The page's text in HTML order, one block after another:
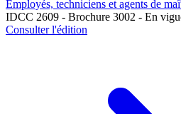
Employés, techniciens et agents de
IDCC 2609 - Brochure 3002 - En
Consulter l'édition